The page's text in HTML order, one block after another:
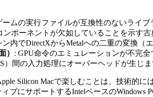
ムの実行ファイルが互換性のないライブ
ンポーネントが欠如していることを示す
ン内でDirectXからMetalへの二重の変換（
） : GPU命令のエミュレーションが不完
）間の入力処理にオーバーヘッドが生じま
Silicon Macで楽しむことは、技術的
ブにサポートするIntelベースの